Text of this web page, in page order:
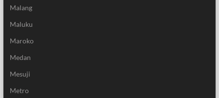
Malang
Maluku
Maroko
Medan
Mesuji
Metro